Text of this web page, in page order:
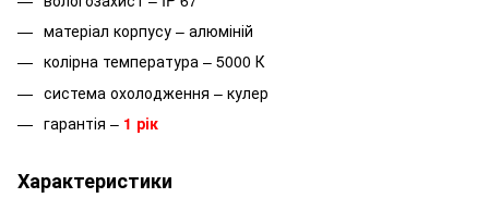
матеріал корпусу – алюміній
колірна температура – 5000 К
система охолодження – кулер
гарантія – 1 рік
Характеристики